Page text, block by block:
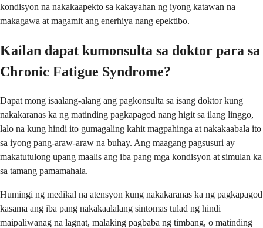
kondisyon na nakakaapekto sa kakayahan ng iyong katawan na
makagawa at magamit ang enerhiya nang epektibo.
Kailan dapat kumonsulta sa doktor para sa
Chronic Fatigue Syndrome?
Dapat mong isaalang-alang ang pagkonsulta sa isang doktor kung
nakakaranas ka ng matinding pagkapagod nang higit sa ilang linggo,
lalo na kung hindi ito gumagaling kahit magpahinga at nakakaabala ito
sa iyong pang-araw-araw na buhay. Ang maagang pagsusuri ay
makatutulong upang maalis ang iba pang mga kondisyon at simulan ka
sa tamang pamamahala.
Humingi ng medikal na atensyon kung nakakaranas ka ng pagkapagod
kasama ang iba pang nakakaalalang sintomas tulad ng hindi
maipaliwanag na lagnat, malaking pagbaba ng timbang, o matinding